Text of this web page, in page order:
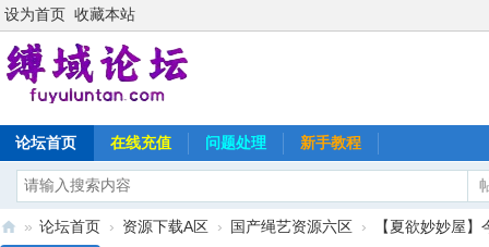
设为首页 收藏本站
论坛首页 在线充值 问题处理 新手教程
» 论坛首页 › 资源下载A区 › 国产绳艺资源六区 › 【夏欲妙妙屋